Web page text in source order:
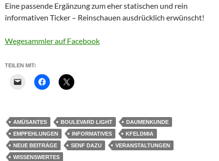
Eine passende Ergänzung zum eher statischen und rein
informativen Ticker – Reinschauen ausdrücklich erwünscht!
Wegesammler auf Facebook
TEILEN MIT:
AMÜSANTES BOULEVARD LIGHT
DAUMENKUNDE
EMPFEHLUNGEN
INFORMATIVES
KFELDMIA
NEUE BEITRÄGE
SENF DAZU
VERANSTALTUNGEN
WISSENSWERTES